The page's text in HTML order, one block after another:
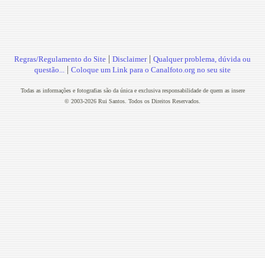
Regras/Regulamento do Site | Disclaimer| Qualquer problema, dúvida ou
questão... | Coloque um Link para o Canalfoto.org no seu site
Todas as informações e fotografias são da única e exclusiva responsabilidade de quem as insere
© 2003-2026 Rui Santos. Todos os Direitos Reservados.